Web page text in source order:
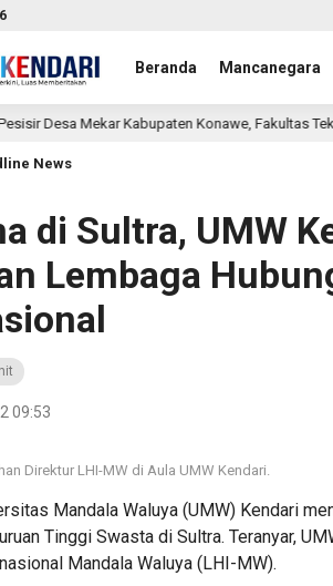
Beranda Mancanegara
Konawe, Fakultas Teknik UHO
News
di Sultra, UMW
Lembaga
09:53
Direktur LHI-MW di Aula UMW Kendari.
Mandala Waluya (UMW) Kendari
Tinggi Swasta di Sultra. Teranyar,
Mandala Waluya (LHI-MW).